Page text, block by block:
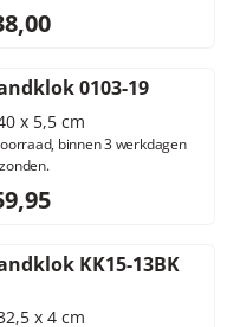
38,00, exclusief btw:
0103-19
x 5,5 cm
binnen 3 werkdagen
59,95, exclusief btw:
KK15-13BK
x 4 cm